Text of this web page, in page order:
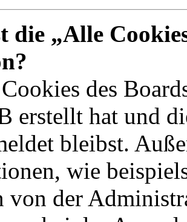
die „Alle
des
erstellt hat und
bleibst.
wie
von der